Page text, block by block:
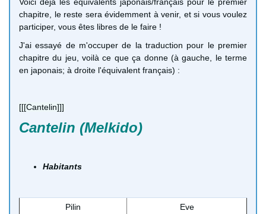
chapitre, le reste sera évidemment à venir, et si vous voulez
participer, vous êtes libres de le faire !
J'ai essayé de m'occuper de la traduction pour le premier
chapitre du jeu, voilà ce que ça donne (à gauche, le terme
en japonais; à droite l'équivalent français) :
[[[Cantelin]]]
Cantelin (Melkido)
Habitants
Pilin
Eve